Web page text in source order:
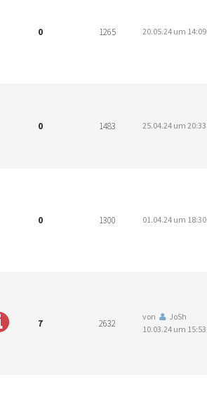
0 1265 20.05.24 um 14:09
0 1483 25.04.24 um 20:33
0 1300 01.04.24 um 18:30
7 2632
von
JoSh
10.03.24 um 15:53